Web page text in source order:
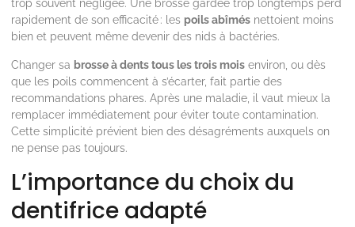
trop souvent négligée. Une brosse gardée trop longtemps perd
rapidement de son efficacité : les poils abîmés nettoient moins
bien et peuvent même devenir des nids à bactéries.
Changer sa brosse à dents tous les trois mois environ, ou dès
que les poils commencent à s’écarter, fait partie des
recommandations phares. Après une maladie, il vaut mieux la
remplacer immédiatement pour éviter toute contamination.
Cette simplicité prévient bien des désagréments auxquels on
ne pense pas toujours.
L’importance du choix du
dentifrice adapté